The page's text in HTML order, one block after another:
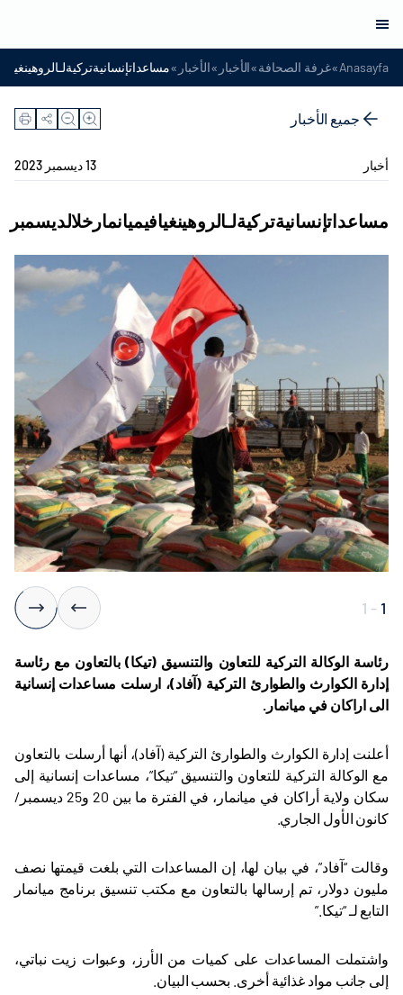
Anasayfa
»غرفة الصحافة»الأخبار »الأخبار »
جميع الأخبار
أخبار 13 ديسمبر 2023
مساعداتإنسانيةتركيةلـالروهينغيافيميانمارخلالديسمبر
1
-
1
رئاسة الوكالة التركية للتعاون والتنسيق (تيكا) بالتعاون مع رئاسة
إدارة الكوارث والطوارئ التركية (آفاد)، ارسلت مساعدات إنسانية
الى اراكان في ميانمار.
أعلنت إدارة الكوارث والطوارئ التركية (آفاد)، أنها أرسلت بالتعاون
مع الوكالة التركية للتعاون والتنسيق “تيكا”، مساعدات إنسانية إلى
سكان ولاية أراكان في ميانمار، في الفترة ما بين 20 و25 ديسمبر/
كانون الأول الجاري
وقالت “آفاد”، في بيان لها، إن المساعدات التي بلغت قيمتها نصف
مليون دولار، تم إرسالها بالتعاون مع مكتب تنسيق برنامج ميانمار
التابع لـ “تيكا ”.
واشتملت المساعدات على كميات من الأرز، وعبوات زيت نباتي،
إلى جانب مواد غذائية أخرى. بحسب البيان